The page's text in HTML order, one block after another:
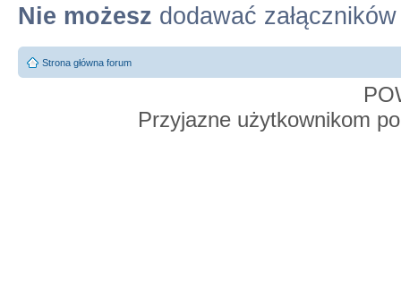
Nie możesz dodawać załączników
Strona główna forum
Przyjazne użytkownikom